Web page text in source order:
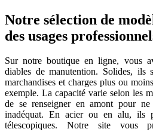
Notre sélection de
des usages
Sur notre boutique en ligne, vous
diables de manutention. Solides, ils
marchandises et charges plus ou
exemple. La capacité varie selon les
de se renseigner en amont pour ne
inadéquat. En acier ou en alu, ils
télescopiques. Notre site vous